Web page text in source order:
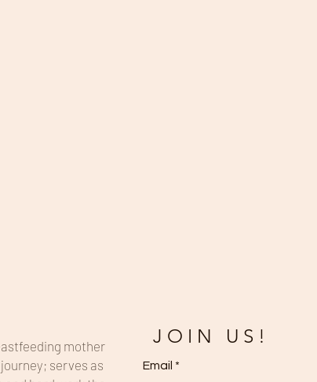
mothers to
serves as a
JOIN US!
Email